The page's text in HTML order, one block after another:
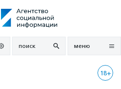
поиск меню
18+